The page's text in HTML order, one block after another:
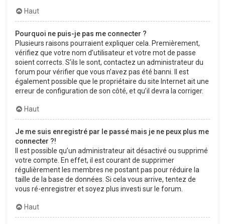
Haut
Pourquoi ne puis-je pas me connecter ?
Plusieurs raisons pourraient expliquer cela. Premièrement,
vérifiez que votre nom d’utilisateur et votre mot de passe
soient corrects. S’ils le sont, contactez un administrateur du
forum pour vérifier que vous n’avez pas été banni. Il est
également possible que le propriétaire du site Internet ait une
erreur de configuration de son côté, et qu’il devra la corriger.
Haut
Je me suis enregistré par le passé mais je ne peux plus me
connecter ?!
Il est possible qu’un administrateur ait désactivé ou supprimé
votre compte. En effet, il est courant de supprimer
régulièrement les membres ne postant pas pour réduire la
taille de la base de données. Si cela vous arrive, tentez de
vous ré-enregistrer et soyez plus investi sur le forum.
Haut